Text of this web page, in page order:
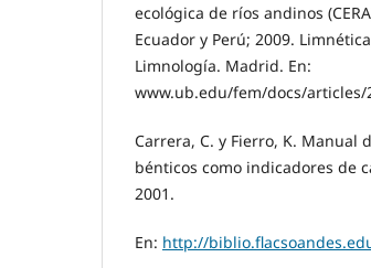
ecológica de ríos andinos
Ecuador y Perú; 2009.
Limnología. Madrid. En:
www.ub.edu/fem/docs/articles/
Carrera, C. y Fierro, K.
bénticos como indicadores de
2001.
En: http://